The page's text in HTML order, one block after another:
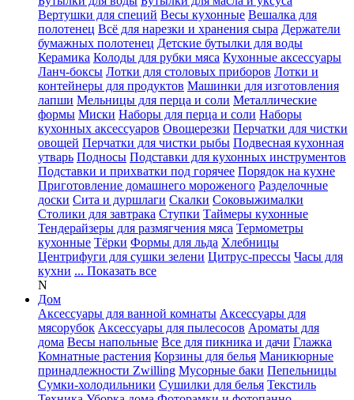
Вертушки для специй Весы кухонные Вешалка для
полотенец Всё для нарезки и хранения сыра Держатели
бумажных полотенец Детские бутылки для воды
Керамика Колоды для рубки мяса Кухонные аксессуары
Ланч-боксы Лотки для столовых приборов Лотки и
контейнеры для продуктов Машинки для изготовления
лапши Мельницы для перца и соли Металлические
формы Миски Наборы для перца и соли Наборы
кухонных аксессуаров Овощерезки Перчатки для чистки
овощей Перчатки для чистки рыбы Подвесная кухонная
утварь Подносы Подставки для кухонных инструментов
Подставки и прихватки под горячее Порядок на кухне
Приготовление домашнего мороженого Разделочные
доски Сита и дуршлаги Скалки Соковыжималки
Столики для завтрака Ступки Таймеры кухонные
Тендерайзеры для размягчения мяса Термометры
кухонные Тёрки Формы для льда Хлебницы
Центрифуги для сушки зелени Цитрус-прессы Часы для
кухни ... Показать все
N
Дом
Аксессуары для ванной комнаты Аксессуары для
мясорубок Аксессуары для пылесосов Ароматы для
дома Весы напольные Все для пикника и дачи Глажка
Комнатные растения Корзины для белья Маникюрные
принадлежности Zwilling Мусорные баки Пепельницы
Сумки-холодильники Сушилки для белья Текстиль